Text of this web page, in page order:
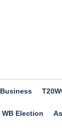
Business
WB Election